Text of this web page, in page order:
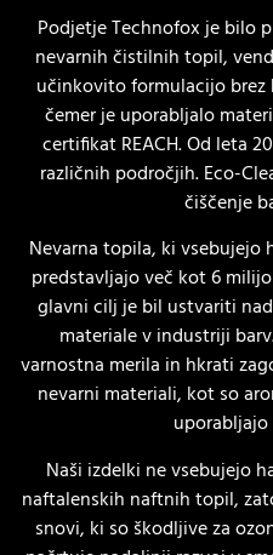
Podjetje Technofox je bilo
nevarnih čistilnih topil,
učinkovito formulacijo
čemer je uporabljalo
certifikat REACH. Od leta
različnih področjih. Eco-
čiščenje
Nevarna topila, ki vsebujejo
predstavljajo več kot 6
glavni cilj je bil ustvariti
materiale v industriji
varnostna merila in hkrati
nevarni materiali, kot so
Naši izdelki ne vsebujejo
naftalenskih naftnih topil,
snovi, ki so škodljive za